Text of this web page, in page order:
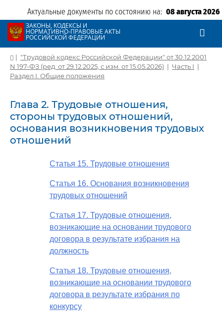
Актуальные документы по состоянию на: 08 августа 2026
ЗАКОНЫ, КОДЕКСЫ И
НОРМАТИВНО-ПРАВОВЫЕ АКТЫ
РОССИЙСКОЙ ФЕДЕРАЦИИ
| "Трудовой кодекс Российской Федерации" от 30.12.2001
N 197-ФЗ (ред. от 29.12.2025, с изм. от 15.05.2026) | Часть I |
Раздел I. Общие положения
Глава 2. Трудовые отношения,
стороны трудовых отношений,
основания возникновения трудовых
отношений
Статья 15. Трудовые отношения
Статья 16. Основания возникновения
трудовых отношений
Статья 17. Трудовые отношения,
возникающие на основании трудового
договора в результате избрания на
должность
Статья 18. Трудовые отношения,
возникающие на основании трудового
договора в результате избрания по
конкурсу